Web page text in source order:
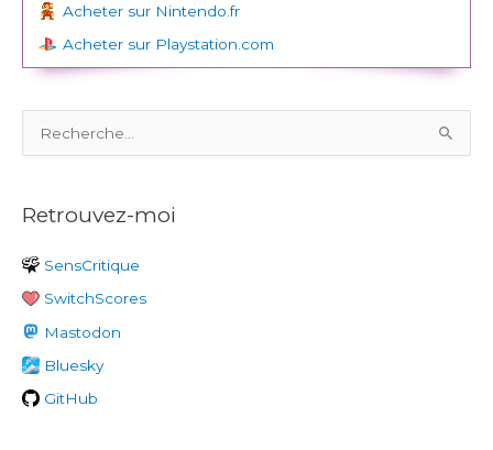
Acheter sur Nintendo.fr
Acheter sur Playstation.com
e
h
r
c
h
e
r
Retrouvez-moi
SensCritique
SwitchScores
Mastodon
Bluesky
GitHub